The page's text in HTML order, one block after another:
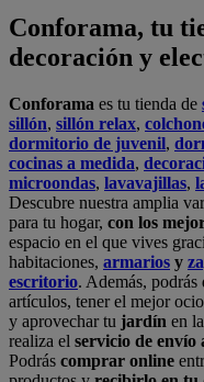
Conforama, tu
decoración y
Conforama es tu tienda de
sillón, sillón relax,
dormitorio de juvenil,
cocinas a medida,
microondas, lavavajillas,
Descubre nuestra amplia
para tu hogar, con los
espacio en el que vives
habitaciones, armarios y
escritorio. Además,
artículos, tener el mejor
y aprovechar tu jardín en
realiza el servicio de envío
Podrás comprar online